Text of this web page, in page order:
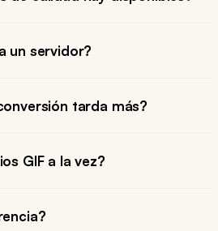
un servidor?
tarda más?
GIF a la vez?